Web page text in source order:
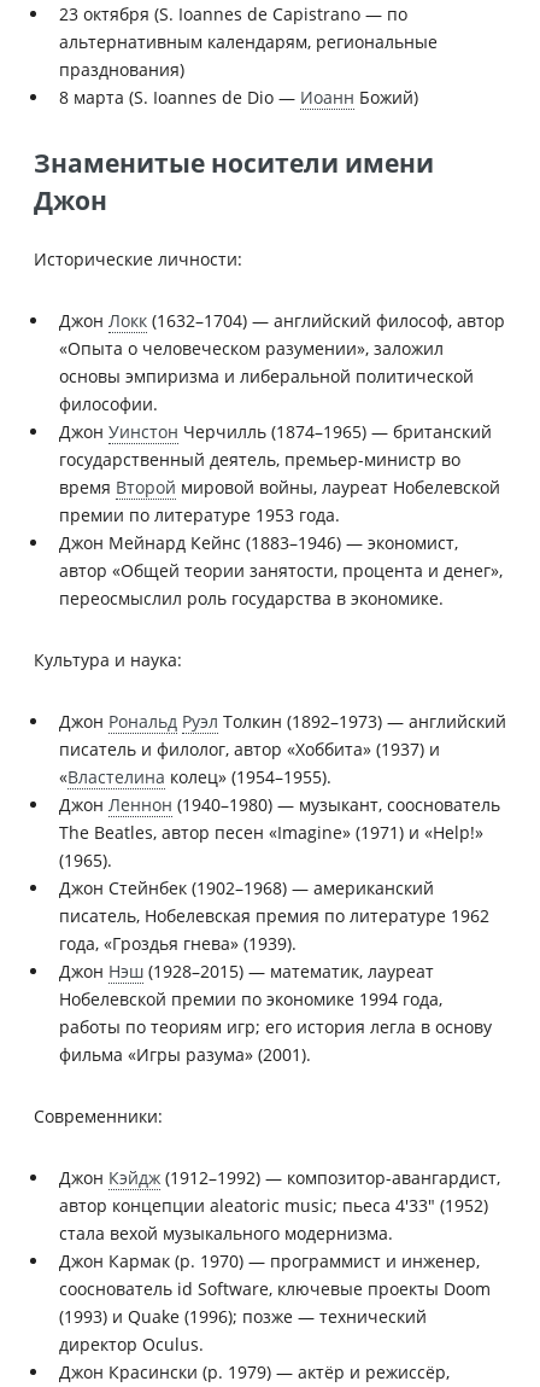
23 октября (S. Ioannes de Capistrano — по
альтернативным календарям, региональные
празднования)
8 марта (S. Ioannes de Dio — Иоанн Божий)
Знаменитые носители имени
Джон
Исторические личности:
Джон Локк (1632–1704) — английский философ, автор
«Опыта о человеческом разумении», заложил
основы эмпиризма и либеральной политической
философии.
Джон Уинстон Черчилль (1874–1965) — британский
государственный деятель, премьер-министр во
время Второй мировой войны, лауреат Нобелевской
премии по литературе 1953 года.
Джон Мейнард Кейнс (1883–1946) — экономист,
автор «Общей теории занятости, процента и денег»,
переосмыслил роль государства в экономике.
Культура и наука:
Джон Рональд Руэл Толкин (1892–1973) — английский
писатель и филолог, автор «Хоббита» (1937) и
«Властелина колец» (1954–1955).
Джон Леннон (1940–1980) — музыкант, сооснователь
The Beatles, автор песен «Imagine» (1971) и «Help!»
(1965).
Джон Стейнбек (1902–1968) — американский
писатель, Нобелевская премия по литературе 1962
года, «Гроздья гнева» (1939).
Джон Нэш (1928–2015) — математик, лауреат
Нобелевской премии по экономике 1994 года,
работы по теориям игр; его история легла в основу
фильма «Игры разума» (2001).
Современники:
Джон Кэйдж (1912–1992) — композитор-авангардист,
автор концепции aleatoric music; пьеса 4′33″ (1952)
стала вехой музыкального модернизма.
Джон Кармак (р. 1970) — программист и инженер,
сооснователь id Software, ключевые проекты Doom
(1993) и Quake (1996); позже — технический
директор Oculus.
Джон Красински (р. 1979) — актёр и режиссёр,